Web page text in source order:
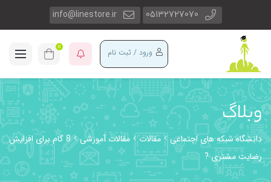
05132727070
info@linestore.ir
ورود / ثبت نام 0
وبلاگ
دانشگاه شبکه های اجتماعی مقالات مقالات آموزشی
8 گام برای افزایش
رضایت مشتری ?